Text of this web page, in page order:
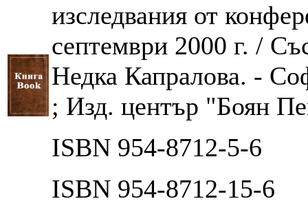
изследвания от
септември 2000 г. /
Недка Капралова. -
; Изд. център "Боян
ISBN 954-8712-5-6
ISBN 954-8712-15-6